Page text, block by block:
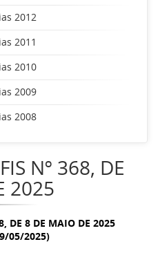
2012
2011
2010
2009
2008
Nº 368, DE
2025
, DE 8 DE MAIO DE 2025
05/2025)